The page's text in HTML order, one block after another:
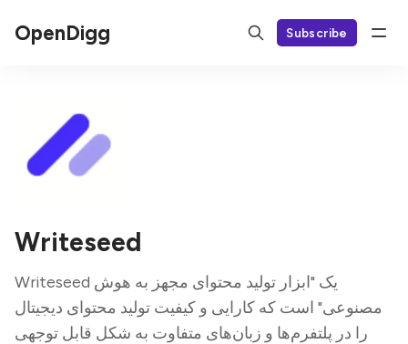
OpenDigg Subscribe
Writeseed
Writeseed یک "ابزار تولید محتوای مجهز به هوش
مصنوعی" است که کارایی و کیفیت تولید محتوای دیجیتال
را در پلتفرم‌ها و زبان‌های متفاوت به شکل قابل توجهی